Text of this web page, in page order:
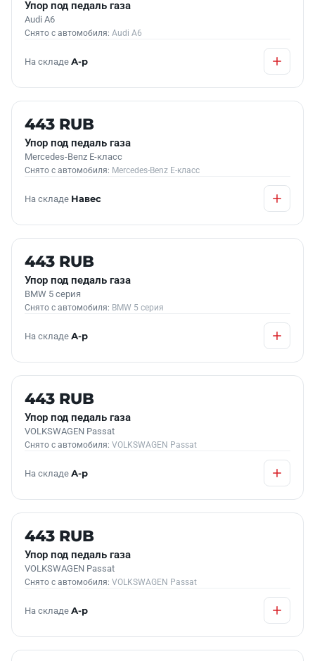
Упор под педаль газа
Audi A6
Снято с автомобиля: Audi A6
На складе А-р
Б/У В НАЛИЧИИ
443 RUB
Упор под педаль газа
Mercedes-Benz E-класс
Снято с автомобиля: Mercedes-Benz E-класс
На складе Навес
Б/У В НАЛИЧИИ
443 RUB
Упор под педаль газа
BMW 5 серия
Снято с автомобиля: BMW 5 серия
На складе А-р
Б/У В НАЛИЧИИ
443 RUB
Упор под педаль газа
VOLKSWAGEN Passat
Снято с автомобиля: VOLKSWAGEN Passat
На складе А-р
Б/У В НАЛИЧИИ
443 RUB
Упор под педаль газа
VOLKSWAGEN Passat
Снято с автомобиля: VOLKSWAGEN Passat
На складе А-р